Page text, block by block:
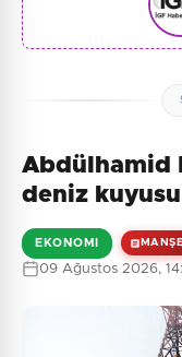
Abdülhamid
deniz
EKONOMI
09 Ağustos 2026,